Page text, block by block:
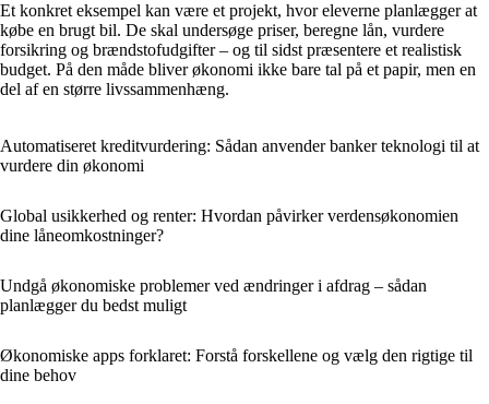
Et konkret eksempel kan være et projekt, hvor eleverne planlægger at
købe en brugt bil. De skal undersøge priser, beregne lån, vurdere
forsikring og brændstofudgifter – og til sidst præsentere et realistisk
budget. På den måde bliver økonomi ikke bare tal på et papir, men en
del af en større livssammenhæng.
Automatiseret kreditvurdering: Sådan anvender banker teknologi til at
vurdere din økonomi
Global usikkerhed og renter: Hvordan påvirker verdensøkonomien
dine låneomkostninger?
Undgå økonomiske problemer ved ændringer i afdrag – sådan
planlægger du bedst muligt
Økonomiske apps forklaret: Forstå forskellene og vælg den rigtige til
dine behov